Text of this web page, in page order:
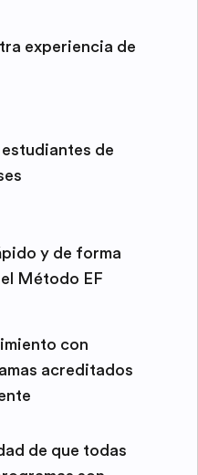
experiencia de
de
y de forma
Método EF
con
acreditados
de que todas